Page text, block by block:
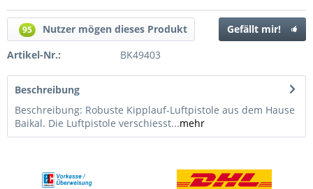
95 Nutzer mögen dieses Produkt
Gefällt mir!
Artikel-Nr.:
BK49403
Beschreibung
Beschreibung: Robuste Kipplauf-Luftpistole aus dem Hause
Baikal. Die Luftpistole verschiesst...mehr